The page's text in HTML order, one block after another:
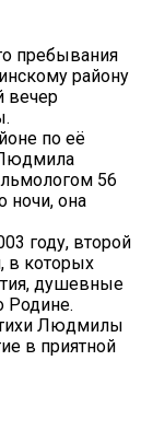
пребывания
району
вечер
по её
Людмила
56
ночи, она
году, второй
в которых
душевные
Родине.
Людмилы
в приятной